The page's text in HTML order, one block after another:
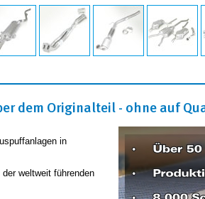
dem Originalteil - ohne auf
in
weltweit führenden